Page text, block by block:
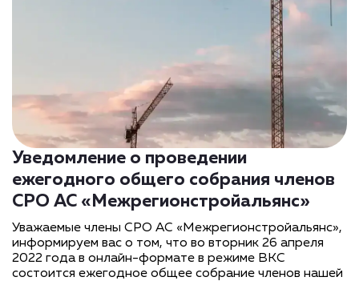
Уведомление о проведении
ежегодного общего собрания членов
СРО АС «Межрегионстройальянс»
Уважаемые члены СРО АС «Межрегионстройальянс»,
информируем вас о том, что во вторник 26 апреля
2022 года в онлайн-формате в режиме ВКС
состоится ежегодное общее собрание членов нашей